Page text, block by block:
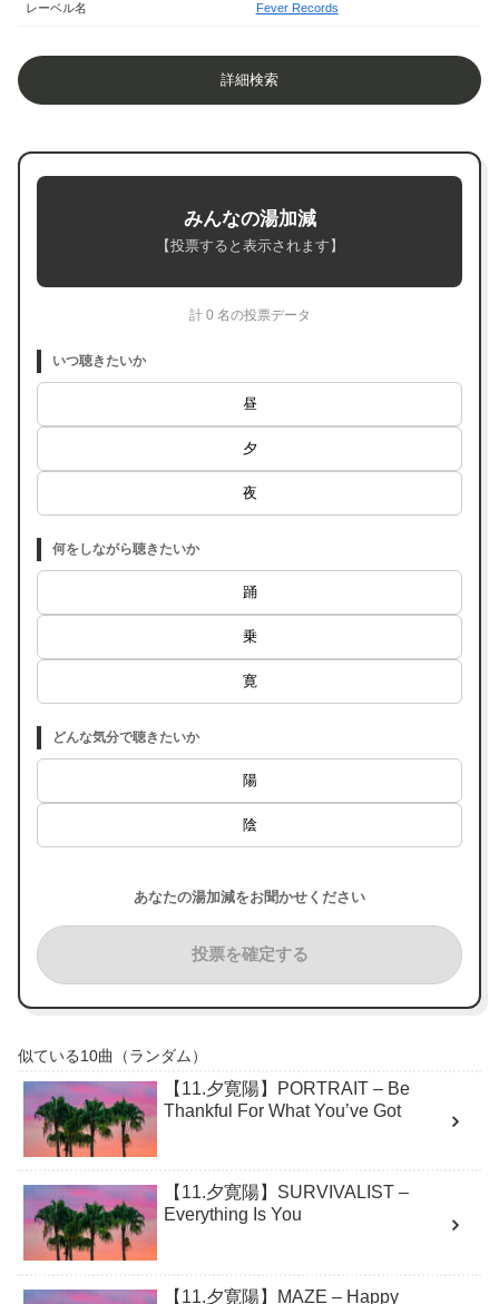
レーベル名 Fever Records
詳細検索
みんなの湯加減
【投票すると表示されます】
計 0 名の投票データ
いつ聴きたいか
昼
夕
夜
何をしながら聴きたいか
踊
乗
寛
どんな気分で聴きたいか
陽
陰
あなたの湯加減をお聞かせください
投票を確定する
似ている10曲（ランダム）
【11.夕寛陽】PORTRAIT – Be
Thankful For What You’ve Got
【11.夕寛陽】SURVIVALIST –
Everything Is You
【11.夕寛陽】MAZE – Happy